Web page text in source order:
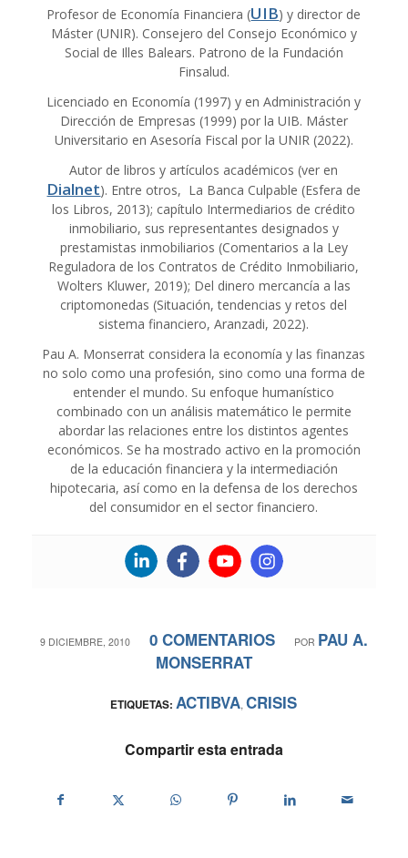
Profesor de Economía Financiera (UIB) y director de
Máster (UNIR). Consejero del Consejo Económico y
Social de Illes Balears. Patrono de la Fundación
Finsalud.
Licenciado en Economía (1997) y en Administración y
Dirección de Empresas (1999) por la UIB. Máster
Universitario en Asesoría Fiscal por la UNIR (2022).
Autor de libros y artículos académicos (ver en
Dialnet). Entre otros, La Banca Culpable (Esfera de
los Libros, 2013); capítulo Intermediarios de crédito
inmobiliario, sus representantes designados y
prestamistas inmobiliarios (Comentarios a la Ley
Reguladora de los Contratos de Crédito Inmobiliario,
Wolters Kluwer, 2019); Del dinero mercancía a las
criptomonedas (Situación, tendencias y retos del
sistema financiero, Aranzadi, 2022).
Pau A. Monserrat considera la economía y las finanzas
no solo como una profesión, sino como una forma de
entender el mundo. Su enfoque humanístico
combinado con un análisis matemático le permite
abordar las relaciones entre los distintos agentes
económicos. Se ha mostrado activo en la promoción
de la educación financiera y la intermediación
hipotecaria, así como en la defensa de los derechos
del consumidor en el sector financiero.
9 DICIEMBRE, 2010
/ 0 COMENTARIOS
/ POR PAU A.
MONSERRAT
ETIQUETAS: ACTIBVA,CRISIS
Compartir esta entrada